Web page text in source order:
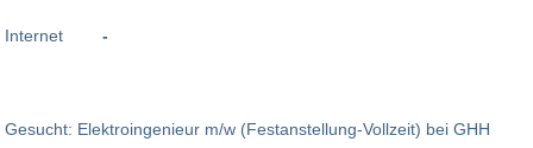
Internet -
Gesucht: Elektroingenieur m/w (Festanstellung-Vollzeit) bei GHH